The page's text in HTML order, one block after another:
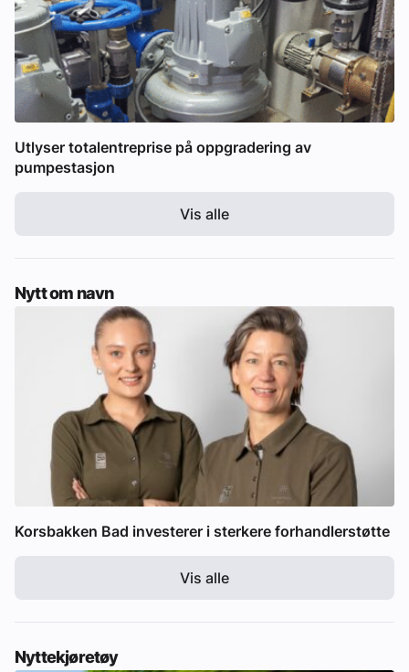
Utlyser totalentreprise på oppgradering av
pumpestasjon
Vis alle
Nytt om navn
Korsbakken Bad investerer i sterkere forhandlerstøtte
Vis alle
Nyttekjøretøy